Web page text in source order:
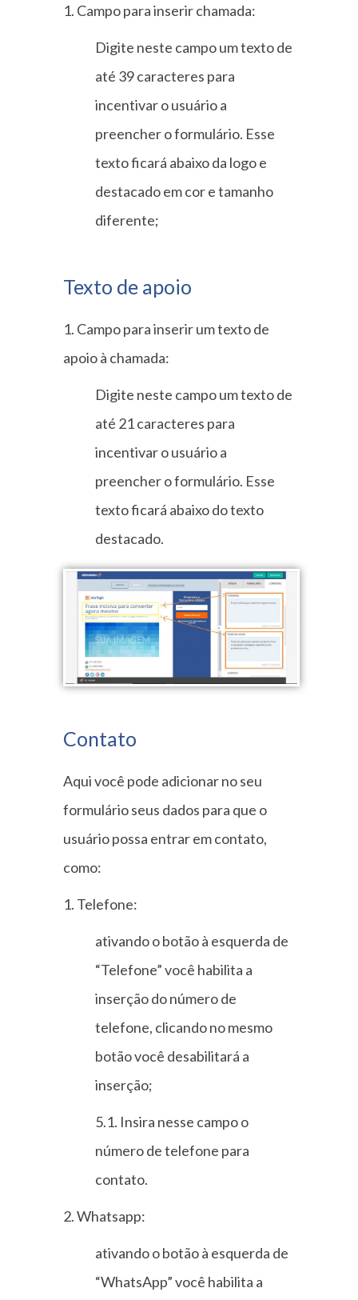
1. Campo para inserir chamada:
Digite neste campo um texto de
até 39 caracteres para
incentivar o usuário a
preencher o formulário. Esse
texto ficará abaixo da logo e
destacado em cor e tamanho
diferente;
Texto de apoio
1. Campo para inserir um texto de
apoio à chamada:
Digite neste campo um texto de
até 21 caracteres para
incentivar o usuário a
preencher o formulário. Esse
texto ficará abaixo do texto
destacado.
Contato
Aqui você pode adicionar no seu
formulário seus dados para que o
usuário possa entrar em contato,
como:
1. Telefone:
ativando o botão à esquerda de
“Telefone” você habilita a
inserção do número de
telefone, clicando no mesmo
botão você desabilitará a
inserção;
5.1. Insira nesse campo o
número de telefone para
contato.
2. Whatsapp:
ativando o botão à esquerda de
“WhatsApp” você habilita a